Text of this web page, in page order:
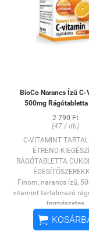
BioCo Narancs Ízű C-
500mg
2 790 Ft
(47 / db)
C-VITAMINT
ÉTREND-
RÁGÓTABLETTA
Finom, narancs ízű,
vitamint tartalmazó
természetes
aromával!
ajánljukmindazoknak,
